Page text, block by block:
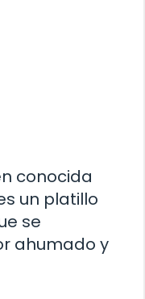
conocida
un platillo
se
ahumado y